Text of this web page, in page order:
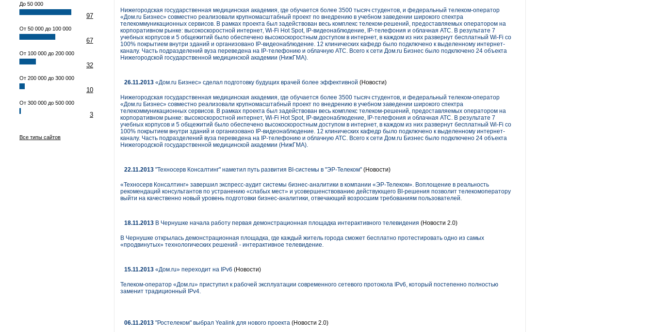
До 50 000
97
От 50 000 до 100 000
67
От 100 000 до 200 000
32
От 200 000 до 300 000
10
От 300 000 до 500 000
3
Все типы сайтов
Нижегородская государственная медицинская академия, где обучается более 3500 тысяч студентов, и федеральный телеком-оператор
«Дом.ru Бизнес» совместно реализовали крупномасштабный проект по внедрению в учебном заведении широкого спектра
телекоммуникационных сервисов. В рамках проекта был задействован весь комплекс телеком-решений, предоставляемых оператором на
корпоративном рынке: высокоскоростной интернет, Wi-Fi Hot Spot, IP-видеонаблюдение, IP-телефония и облачная АТС. В результате 7
учебных корпусов и 5 общежитий было обеспечено высокоскоростным доступом в интернет, в каждом из них развернут бесплатный Wi-Fi со
100% покрытием внутри зданий и организовано IP-видеонаблюдение. 12 клинических кафедр было подключено к выделенному интернет-
каналу. Часть подразделений вуза переведена на IP-телефонию и облачную АТС. Всего к сети Дом.ru Бизнес было подключено 24 объекта
Нижегородской государственной медицинской академии (НижГМА).
26.11.2013 «Дом.ru Бизнес» сделал подготовку будущих врачей более эффективной (Новости)
Нижегородская государственная медицинская академия, где обучается более 3500 тысяч студентов, и федеральный телеком-оператор
«Дом.ru Бизнес» совместно реализовали крупномасштабный проект по внедрению в учебном заведении широкого спектра
телекоммуникационных сервисов. В рамках проекта был задействован весь комплекс телеком-решений, предоставляемых оператором на
корпоративном рынке: высокоскоростной интернет, Wi-Fi Hot Spot, IP-видеонаблюдение, IP-телефония и облачная АТС. В результате 7
учебных корпусов и 5 общежитий было обеспечено высокоскоростным доступом в интернет, в каждом из них развернут бесплатный Wi-Fi со
100% покрытием внутри зданий и организовано IP-видеонаблюдение. 12 клинических кафедр было подключено к выделенному интернет-
каналу. Часть подразделений вуза переведена на IP-телефонию и облачную АТС. Всего к сети Дом.ru Бизнес было подключено 24 объекта
Нижегородской государственной медицинской академии (НижГМА).
22.11.2013 "Техносерв Консалтинг" наметил путь развития BI-системы в "ЭР-Телеком" (Новости)
«Техносерв Консалтинг» завершил экспресс-аудит системы бизнес-аналитики в компании «ЭР-Телеком». Воплощение в реальность
рекомендаций консультантов по устранению «слабых мест» и усовершенствованию действующего BI-решения позволит телекомоператору
выйти на качественно новый уровень подготовки бизнес-аналитики, отвечающий возросшим требованиям пользователей.
18.11.2013 В Чернушке начала работу первая демонстрационная площадка интерактивного телевидения (Новости 2.0)
В Чернушке открылась демонстрационная площадка, где каждый житель города сможет бесплатно протестировать одно из самых
«продвинутых» технологических решений - интерактивное телевидение.
15.11.2013 «Дом.ru» переходит на IPv6 (Новости)
Телеком-оператор «Дом.ru» приступил к рабочей эксплуатации современного сетевого протокола IPv6, который постепенно полностью
заменит традиционный IPv4.
06.11.2013 "Ростелеком" выбрал Yealink для нового проекта (Новости 2.0)